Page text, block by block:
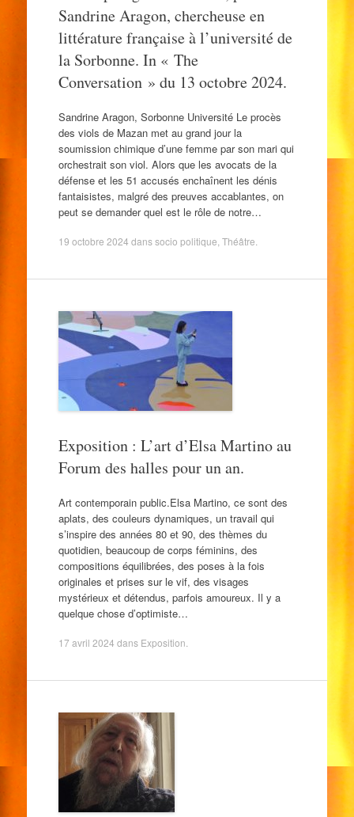
Sandrine Aragon, chercheuse en
littérature française à l’université de
la Sorbonne. In « The
Conversation » du 13 octobre 2024.
Sandrine Aragon, Sorbonne Université Le procès
des viols de Mazan met au grand jour la
soumission chimique d’une femme par son mari qui
orchestrait son viol. Alors que les avocats de la
défense et les 51 accusés enchaînent les dénis
fantaisistes, malgré des preuves accablantes, on
peut se demander quel est le rôle de notre…
19 octobre 2024 danssocio politique Théâtre
Exposition : L’art d’Elsa Martino au
Forum des halles pour un an.
Art contemporain public.Elsa Martino, ce sont des
aplats, des couleurs dynamiques, un travail qui
s’inspire des années 80 et 90, des thèmes du
quotidien, beaucoup de corps féminins, des
compositions équilibrées, des poses à la fois
originales et prises sur le vif, des visages
mystérieux et détendus, parfois amoureux. Il y a
quelque chose d’optimiste…
17 avril 2024 dans Exposition